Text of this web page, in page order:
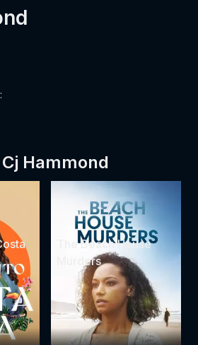
Hammond
The Beach House
Murders